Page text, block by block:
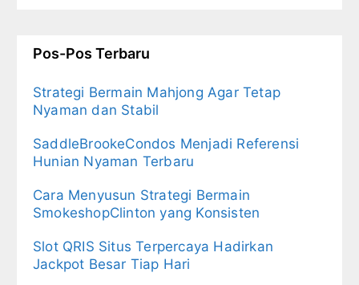
Pos-Pos Terbaru
Strategi Bermain Mahjong Agar Tetap
Nyaman dan Stabil
SaddleBrookeCondos Menjadi Referensi
Hunian Nyaman Terbaru
Cara Menyusun Strategi Bermain
SmokeshopClinton yang Konsisten
Slot QRIS Situs Terpercaya Hadirkan
Jackpot Besar Tiap Hari